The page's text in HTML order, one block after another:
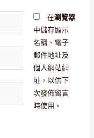
在瀏覽器
中儲存顯示
名稱、電子
郵件地址及
個人網站網
址，以供下
次發佈留言
時使用。